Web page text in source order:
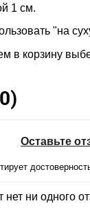
1 см.
"на
в корзину
0)
Оставьте
ни одного